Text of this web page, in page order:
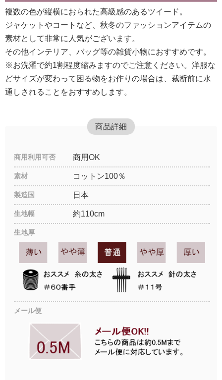
複数の色が縦横におられた高級感のあるツイード。
ジャケットやコートなど、秋冬のファッションアイテムの
素材として非常に人気がございます。
その他インテリア、バッグ等の雑貨小物におすすめです。
※お洗濯で約1割程度縮みますのでご注意ください。洋服な
どサイズが変わって困る物をお作りの場合は、裁断前に水
通しされることをおすすめします。
商品詳細
商用利用可否 商用OK
素材 コットン100％
製造国 日本
生地幅 約110cm
生地厚
メール便